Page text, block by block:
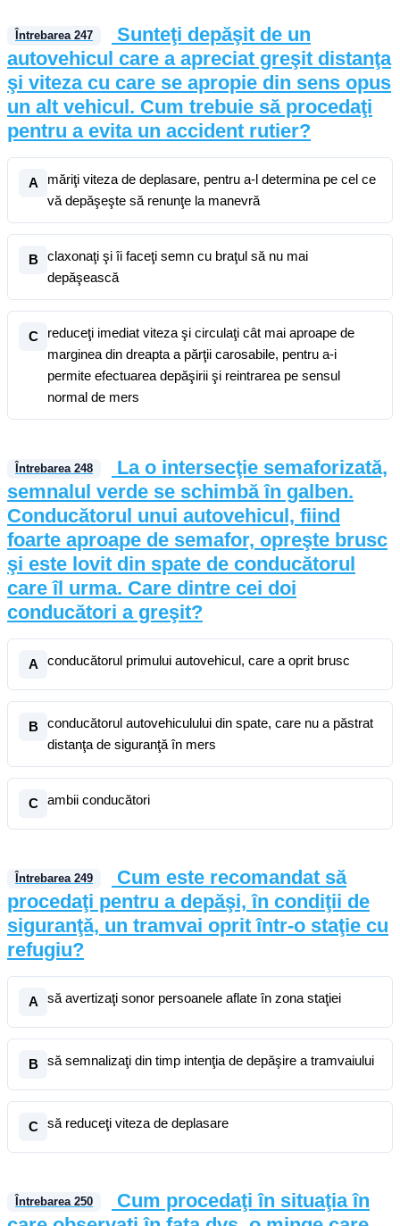
Întrebarea 247
Sunteţi depăşit de un
autovehicul care a apreciat greşit distanţa
şi viteza cu care se apropie din sens opus
un alt vehicul. Cum trebuie să procedaţi
pentru a evita un accident rutier?
A
măriţi viteza de deplasare, pentru a-l determina pe cel ce
vă depăşeşte să renunţe la manevră
B
claxonaţi şi îi faceţi semn cu braţul să nu mai
depăşească
C
reduceţi imediat viteza şi circulaţi cât mai aproape de
marginea din dreapta a părţii carosabile, pentru a-i
permite efectuarea depăşirii şi reintrarea pe sensul
normal de mers
Întrebarea 248
La o intersecţie semaforizată,
semnalul verde se schimbă în galben.
Conducătorul unui autovehicul, fiind
foarte aproape de semafor, opreşte brusc
şi este lovit din spate de conducătorul
care îl urma. Care dintre cei doi
conducători a greşit?
A conducătorul primului autovehicul, care a oprit brusc
B
conducătorul autovehiculului din spate, care nu a păstrat
distanţa de siguranţă în mers
C ambii conducători
Întrebarea 249
Cum este recomandat să
procedaţi pentru a depăşi, în condiţii de
siguranţă, un tramvai oprit într-o staţie cu
refugiu?
A să avertizaţi sonor persoanele aflate în zona staţiei
B să semnalizaţi din timp intenţia de depăşire a tramvaiului
C să reduceţi viteza de deplasare
Întrebarea 250
Cum procedaţi în situaţia în